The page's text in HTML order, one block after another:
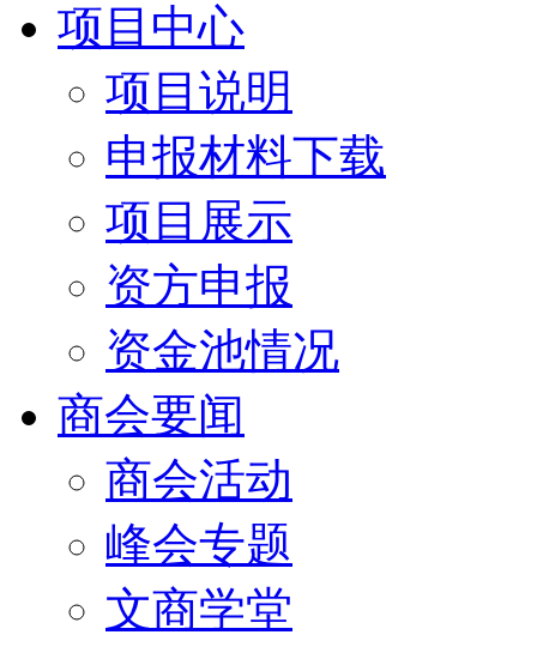
项目中心
项目说明
申报材料下载
项目展示
资方申报
资金池情况
商会要闻
商会活动
峰会专题
文商学堂